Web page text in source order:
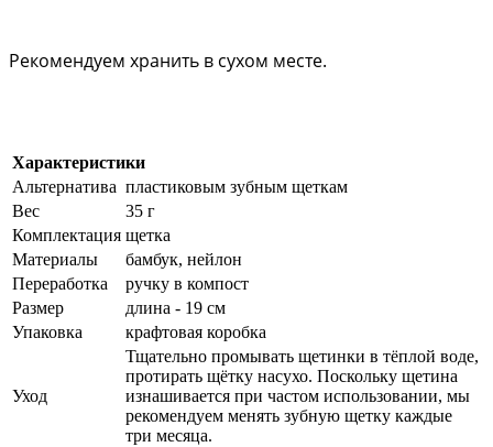
Рекомендуем хранить в сухом месте.
Характеристики
Альтернатива пластиковым зубным щеткам
Вес
35 г
Комплектация щетка
Материалы
бамбук, нейлон
Переработка
ручку в компост
Размер
длина - 19 см
Упаковка
крафтовая коробка
Уход
Тщательно промывать щетинки в тёплой воде,
протирать щётку насухо. Поскольку щетина
изнашивается при частом использовании, мы
рекомендуем менять зубную щетку каждые
три месяца.